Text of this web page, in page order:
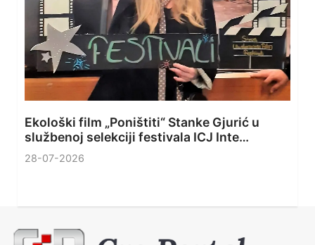
Ekološki film „Poništiti“ Stanke Gjurić u
službenoj selekciji festivala ICJ Inte…
28-07-2026